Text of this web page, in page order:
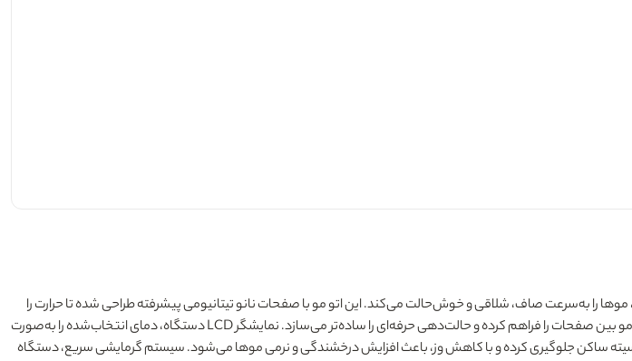
است که با حداکثر دمای 230 درجه سانتی‌گراد، موها را به‌سرعت صاف، شلاقی و خوش‌حالت می‌کند. این اتو مو با صفحات نانو تیتانیومی پیشرفته طراحی شده تا حرارت را
به‌صورت یکنواخت منتقل کرده و از آسیب دیدن مو جلوگیری کند. وجود شیار در وسط صفحات، امکان چرخش آسان مو بین صفحات را فراهم کرده و حالت‌دهی حرفه‌ای را ساده‌تر می‌سازد. نمایشگر LCD دستگاه، دمای انتخاب‌شده را به‌صورت
ساکن جلوگیری کرده و با کاهش وز، باعث افزایش درخشندگی و نرمی موها می‌شود. سیستم گرمایشی سریع، دستگاه